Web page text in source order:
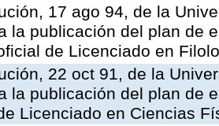
17 ago 94, de la
la publicación del plan de
de Licenciado en
22 oct 91, de la
la publicación del plan de
Licenciado en Ciencias